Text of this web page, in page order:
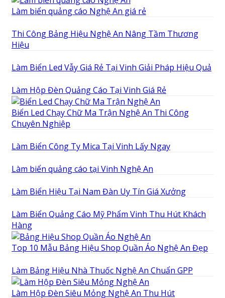
Làm biển quảng cáo Nghệ An giá rẻ
Thi Công Bảng Hiệu Nghệ An Nâng Tầm Thương
Hiệu
Làm Biển Led Vẫy Giá Rẻ Tại Vinh Giải Pháp Hiệu Quả
Làm Hộp Đèn Quảng Cáo Tại Vinh Giá Rẻ
Biển Led Chạy Chữ Ma Trận Nghệ An Thi Công
Chuyên Nghiệp
Làm Biển Công Ty Mica Tại Vinh Lấy Ngay
Làm biển quảng cáo tại Vinh Nghệ An
Làm Biển Hiệu Tại Nam Đàn Uy Tín Giá Xưởng
Làm Biển Quảng Cáo Mỹ Phẩm Vinh Thu Hút Khách
Hàng
Top 10 Mẫu Bảng Hiệu Shop Quần Áo Nghệ An Đẹp
Làm Bảng Hiệu Nhà Thuốc Nghệ An Chuẩn GPP
Làm Hộp Đèn Siêu Mỏng Nghệ An Thu Hút